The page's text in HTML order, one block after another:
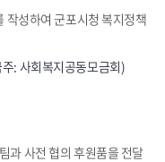
작성하여 군포시청 복지정책
: 사회복지공동모금회)
과 사전 협의 후원품을 전달